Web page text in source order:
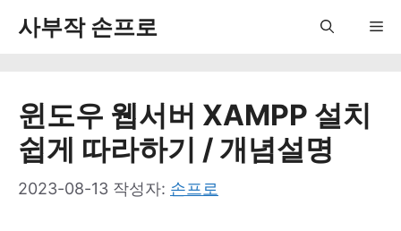
사부작 손프로
윈도우 웹서버 XAMPP 설치
쉽게 따라하기 / 개념설명
2023-08-13 작성자: 손프로